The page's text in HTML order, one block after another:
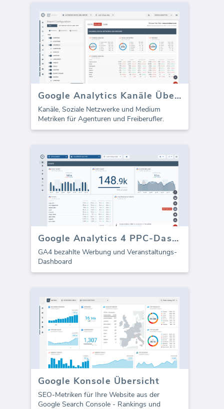
Google Analytics Kanäle Übersicht (Bericht)
Kanäle, Soziale Netzwerke und Medium
Metriken für Agenturen und Freiberufler.
Google Analytics 4 PPC-Dashboard
GA4 bezahlte Werbung und Veranstaltungs-
Dashboard
Google Konsole Übersicht
SEO-Metriken für Ihre Website aus der
Google Search Console - Rankings und